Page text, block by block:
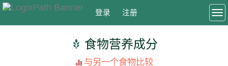
登录 注册
食物营养成分
与另一个食物比较